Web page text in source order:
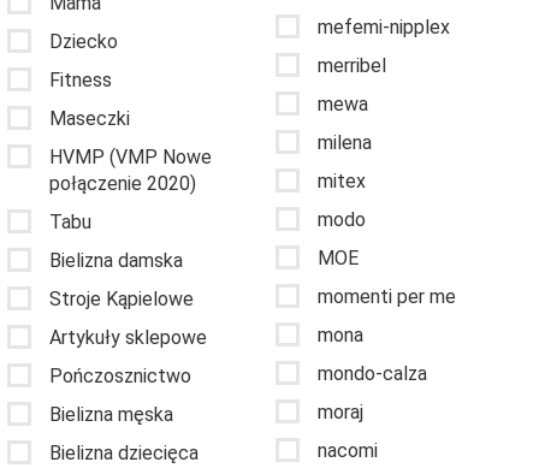
Dziecko
Fitness
Maseczki
HVMP (VMP Nowe
połączenie 2020)
Tabu
Bielizna damska
Stroje Kąpielowe
Artykuły sklepowe
Pończosznictwo
Bielizna męska
Bielizna dziecięca
mefemi-nipplex
merribel
mewa
milena
mitex
modo
MOE
momenti per me
mona
mondo-calza
moraj
nacomi